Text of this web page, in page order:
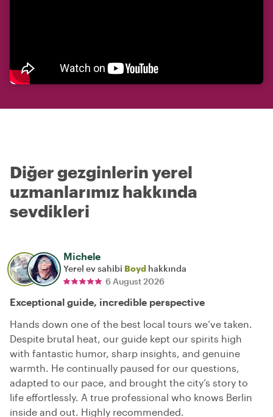
Diğer gezginlerin yerel
uzmanlarımız hakkında
sevdikleri
Michele
Yerel ev sahibi Boyd hakkında
6 August 2026
Exceptional guide, incredible perspective
Hands down one of the best local tours we’ve taken.
Despite brutal heat, our guide kept our spirits high
with fantastic humor, sharp insights, and genuine
warmth. He continually paused for our questions,
adapted to our pace, and brought the city’s story to
life effortlessly. A true professional who knows Berlin
inside and out. Highly recommended.